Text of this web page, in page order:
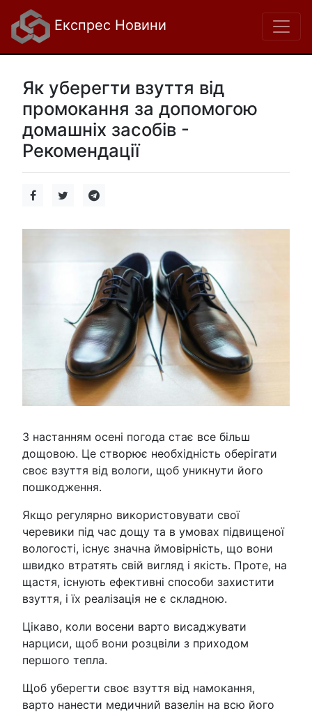
Експрес Новини
Як уберегти взуття від
промокання за допомогою
домашніх засобів -
Рекомендації
З настанням осені погода стає все більш
дощовою. Це створює необхідність оберігати
своє взуття від вологи, щоб уникнути його
пошкодження.
Якщо регулярно використовувати свої
черевики під час дощу та в умовах підвищеної
вологості, існує значна ймовірність, що вони
швидко втратять свій вигляд і якість. Проте, на
щастя, існують ефективні способи захистити
взуття, і їх реалізація не є складною.
Цікаво, коли восени варто висаджувати
нарциси, щоб вони розцвіли з приходом
першого тепла.
Щоб уберегти своє взуття від намокання,
варто нанести медичний вазелін на всю його